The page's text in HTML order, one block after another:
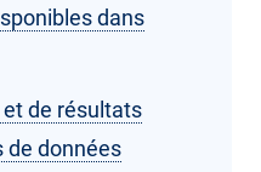
dans
de résultats
de données